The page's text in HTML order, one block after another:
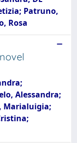
Patruno,
Rosa
Alessandra;
Marialuigia;